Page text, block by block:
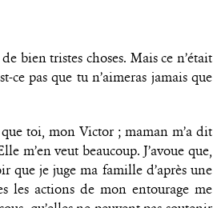
bien tristes choses. Mais ce n’était
ce pas que tu n’aimeras jamais que
que toi, mon Victor ; maman m’a dit
m’en veut beaucoup. J’avoue que,
que je juge ma famille d’après une
les actions de mon entourage me